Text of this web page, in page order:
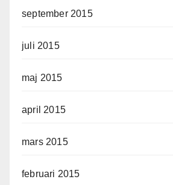
september 2015
juli 2015
maj 2015
april 2015
mars 2015
februari 2015